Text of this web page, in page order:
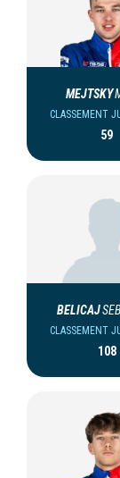
MEJTSKY
CLASSEMENT
59
BELICAJ
CLASSEMENT
108